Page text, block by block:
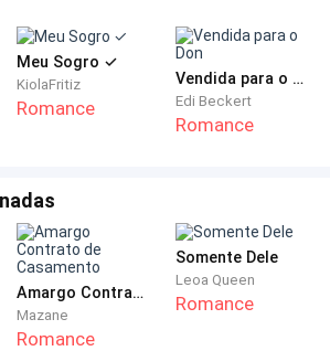
o vestido rosa perolado
curvas com sofisticação,
fina e o quadril elegante. Calçou
colocou os brincos e
promete. — disse a maquiadora,
— Se j**a sem freio no teu
uma frase se repetia,
Meu Sogro ✓
KiolaFritiz
Romance
Vendida para o Don
Edi Beckert
Romance
Amargo Contrato de Casamento
Mazane
Romance
Somente Dele
Leoa Queen
Romance